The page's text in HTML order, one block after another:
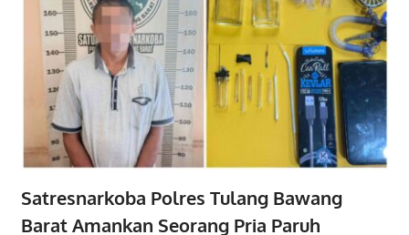
Satresnarkoba Polres Tulang Bawang
Barat Amankan Seorang Pria Paruh